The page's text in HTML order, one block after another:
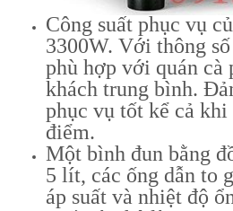
Công suất phục vụ
3300W. Với thông
phù hợp với quán cà
khách trung bình.
phục vụ tốt kể cả
điểm.
Một bình đun bằng
5 lít, các ống dẫn to
áp suất và nhiệt độ